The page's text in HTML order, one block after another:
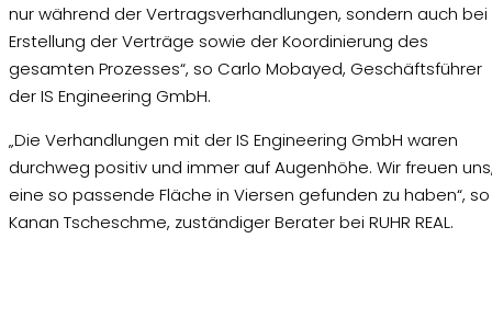
nur während der Vertragsverhandlungen, sondern auch bei
Erstellung der Verträge sowie der Koordinierung des
gesamten Prozesses“, so Carlo Mobayed, Geschäftsführer
der IS Engineering GmbH.
„Die Verhandlungen mit der IS Engineering GmbH waren
durchweg positiv und immer auf Augenhöhe. Wir freuen
eine so passende Fläche in Viersen gefunden zu haben“, so
Kanan Tscheschme, zuständiger Berater bei RUHR REAL.